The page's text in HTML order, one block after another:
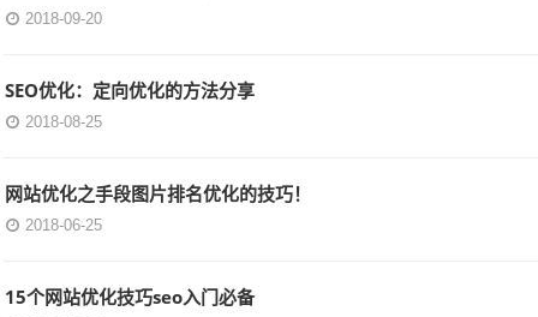
2018-09-20
SEO优化：定向优化的方法分享
2018-08-25
网站优化之手段图片排名优化的技巧！
2018-06-25
15个网站优化技巧seo入门必备